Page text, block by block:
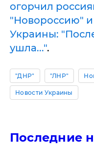
огорчил
"Новороссию"
Украины:
ушла...".
"ДНР" "ЛНР"
Новости Украины
Последние